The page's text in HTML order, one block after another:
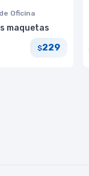
Oficina
maquetas
$229